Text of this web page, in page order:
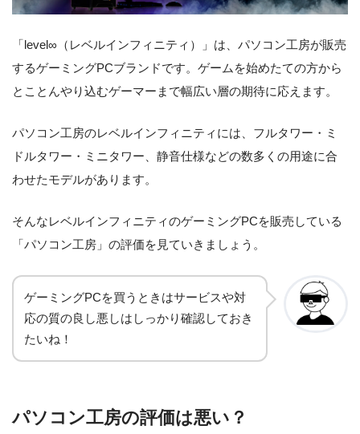
「level∞（レベルインフィニティ）」は、パソコン工房が販売
するゲーミングPCブランドです。ゲームを始めたての方から
とことんやり込むゲーマーまで幅広い層の期待に応えます。
パソコン工房のレベルインフィニティには、フルタワー・ミ
ドルタワー・ミニタワー、静音仕様などの数多くの用途に合
わせたモデルがあります。
そんなレベルインフィニティのゲーミングPCを販売している
「パソコン工房」の評価を見ていきましょう。
ゲーミングPCを買うときはサービスや対
応の質の良し悪しはしっかり確認しておき
たいね！
パソコン工房の評価は悪い？